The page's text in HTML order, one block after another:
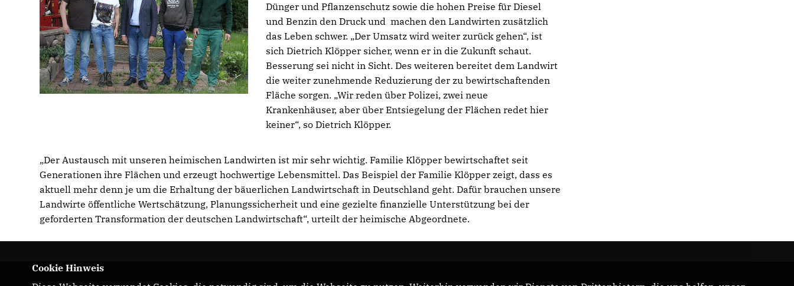
Dünger und Pflanzenschutz sowie die hohen Preise für Diesel
und Benzin den Druck und machen den Landwirten zusätzlich
das Leben schwer. „Der Umsatz wird weiter zurück gehen“, ist
sich Dietrich Klöpper sicher, wenn er in die Zukunft schaut.
Besserung sei nicht in Sicht. Des weiteren bereitet dem Landwirt
die weiter zunehmende Reduzierung der zu bewirtschaftenden
Fläche sorgen. „Wir reden über Polizei, zwei neue
Krankenhäuser, aber über Entsiegelung der Flächen redet hier
keiner“, so Dietrich Klöpper.
Der Austausch mit unseren heimischen Landwirten ist mir sehr wichtig. Familie Klöpper bewirtschaftet seit
Generationen ihre Flächen und erzeugt hochwertige Lebensmittel. Das Beispiel der Familie Klöpper zeigt, dass es
aktuell mehr denn je um die Erhaltung der bäuerlichen Landwirtschaft in Deutschland geht. Dafür brauchen unsere
Landwirte öffentliche Wertschätzung, Planungssicherheit und eine gezielte finanzielle Unterstützung bei der
geforderten Transformation der deutschen Landwirtschaft“, urteilt der heimische Abgeordnete.
Cookie Hinweis